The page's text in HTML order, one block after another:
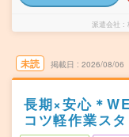
派遣会社
未読 掲載日 2026/08/06
長期×安心＊
コツ軽作業スタ